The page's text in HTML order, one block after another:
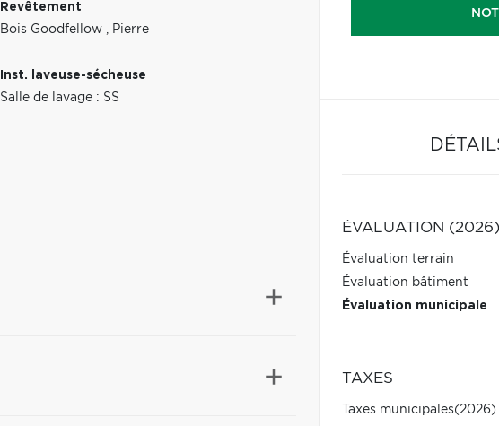
Revêtement
Bois Goodfellow , Pierre
Inst. laveuse-sécheuse
Salle de lavage : SS
ÉVALUATION (2026)
Évaluation terrain
Évaluation bâtiment
Évaluation municipale
TAXES
Taxes municipales(2026)